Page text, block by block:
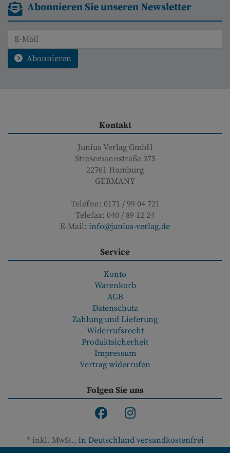
Abonnieren Sie unseren Newsletter
Abonnieren
Kontakt
Junius Verlag GmbH
Stresemannstraße 375
22761 Hamburg
GERMANY
Telefon: 0171 / 99 04 721
Telefax: 040 / 89 12 24
E-Mail: info@junius-verlag.de
Service
Konto
Warenkorb
AGB
Datenschutz
Zahlung und Lieferung
Widerrufsrecht
Produktsicherheit
Impressum
Vertrag widerrufen
Folgen Sie uns
* inkl. MwSt., in Deutschland versandkostenfrei